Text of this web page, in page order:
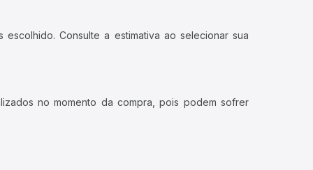
Consulte a estimativa ao selecionar sua
no momento da compra, pois podem sofrer